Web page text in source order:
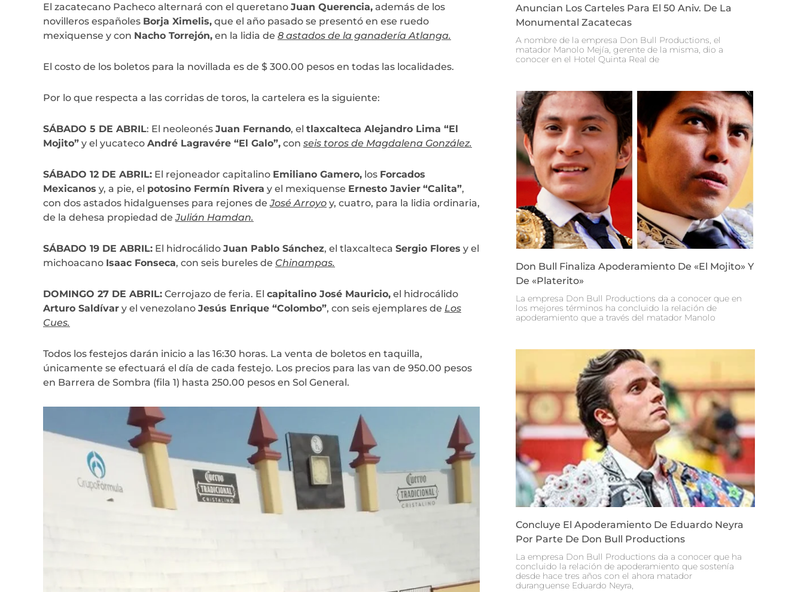
El zacatecano Pacheco alternará con el queretano Juan Querencia, además de los
novilleros españoles Borja Ximelis, que el año pasado se presentó en ese ruedo
mexiquense y con Nacho Torrejón, en la lidia de 8 astados de la ganadería Atlanga.
El costo de los boletos para la novillada es de $ 300.00 pesos en todas las localidades.
Por lo que respecta a las corridas de toros, la cartelera es la siguiente:
SÁBADO 5 DE ABRIL: El neoleonés Juan Fernando, el tlaxcalteca Alejandro Lima “El
Mojito” y el yucateco André Lagravére “El Galo”, con seis toros de Magdalena González.
SÁBADO 12 DE ABRIL: El rejoneador capitalino Emiliano Gamero, los Forcados
Mexicanos y, a pie, el potosino Fermín Rivera y el mexiquense Ernesto Javier “Calita”,
con dos astados hidalguenses para rejones deJosé Arroyo y, cuatro, para la lidia ordinaria,
de la dehesa propiedad deJulián Hamdan.
SÁBADO 19 DE ABRIL: El hidrocálido Juan Pablo Sánchez, el tlaxcalteca Sergio Flores y el
michoacano Isaac Fonseca, con seis bureles de Chinampas.
DOMINGO 27 DE ABRIL: Cerrojazo de feria. El capitalino José Mauricio, el hidrocálido
Arturo Saldívar y el venezolano Jesús Enrique “Colombo”, con seis ejemplares de Los
Cues.
Todos los festejos darán inicio a las 16:30 horas. La venta de boletos en taquilla,
únicamente se efectuará el día de cada festejo. Los precios para las van de 950.00 pesos
en Barrera de Sombra (fila 1) hasta 250.00 pesos en Sol General.
Anuncian Los Carteles Para El 50 Aniv. De La
Monumental Zacatecas
A nombre de la empresa Don Bull Productions, el
matador Manolo Mejía, gerente de la misma, dio a
conocer en el Hotel Quinta Real de
Don Bull Finaliza Apoderamiento De «El Mojito» Y
De «Platerito»
La empresa Don Bull Productions da a conocer que en
los mejores términos ha concluido la relación de
apoderamiento que a través del matador Manolo
Concluye El Apoderamiento De Eduardo Neyra
Por Parte De Don Bull Productions
La empresa Don Bull Productions da a conocer que ha
concluido la relación de apoderamiento que sostenía
desde hace tres años con el ahora matador
duranguense Eduardo Neyra,